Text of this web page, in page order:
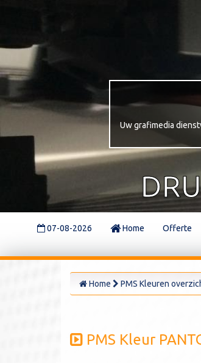
Uw grafimedia
07-08-2026 Home Offerte
Home PMS Kleuren
PMS Kleur